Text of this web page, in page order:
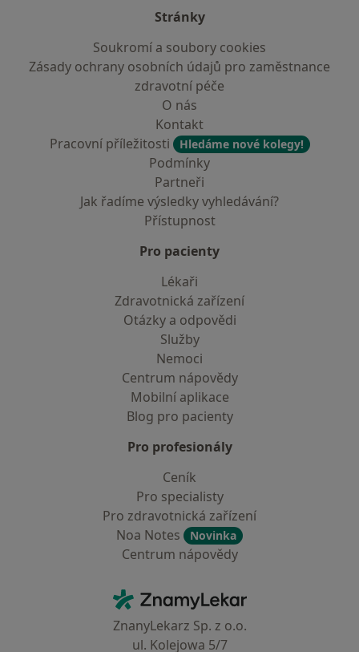
Stránky
Soukromí a soubory cookies
Zásady ochrany osobních údajů pro zaměstnance
zdravotní péče
O nás
Kontakt
Pracovní příležitosti
Hledáme nové kolegy!
Podmínky
Partneři
Jak řadíme výsledky vyhledávání?
Přístupnost
Pro pacienty
Lékaři
Zdravotnická zařízení
Otázky a odpovědi
Služby
Nemoci
Centrum nápovědy
Mobilní aplikace
Blog pro pacienty
Pro profesionály
Ceník
Pro specialisty
Pro zdravotnická zařízení
Noa Notes
Novinka
Centrum nápovědy
ZnamyLekar - Hlavní stránka
ZnanyLekarz Sp. z o.o.
ul. Kolejowa 5/7